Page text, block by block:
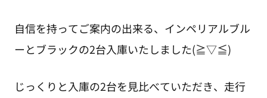
自信を持ってご案内の出来る、インペリアルブル
ーとブラックの2台入庫いたしました(≧▽≦)
じっくりと入庫の2台を見比べていただき、走行